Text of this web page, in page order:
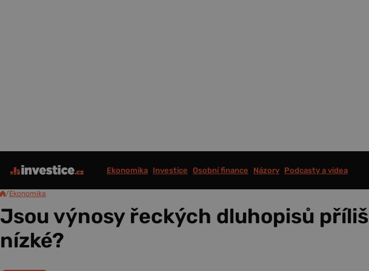
Ekonomika Investice Osobní finance Názory Podcasty a videa
/Ekonomika
Jsou výnosy řeckých dluhopisů příliš
nízké?